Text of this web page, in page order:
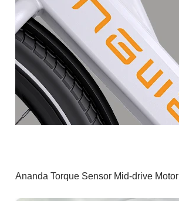
Ananda Torque Sensor Mid-drive Motor